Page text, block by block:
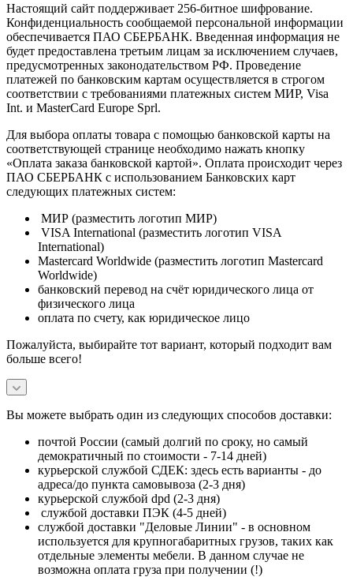
Настоящий сайт поддерживает 256-битное шифрование.
Конфиденциальность сообщаемой персональной информации
обеспечивается ПАО СБЕРБАНК. Введенная информация не
будет предоставлена третьим лицам за исключением случаев,
предусмотренных законодательством РФ. Проведение
платежей по банковским картам осуществляется в строгом
соответствии с требованиями платежных систем МИР, Visa
Int. и MasterCard Europe Sprl.
Для выбора оплаты товара с помощью банковской карты на
соответствующей странице необходимо нажать кнопку
«Оплата заказа банковской картой». Оплата происходит через
ПАО СБЕРБАНК с использованием Банковских карт
следующих платежных систем:
МИР (разместить логотип МИР)
VISA International (разместить логотип VISA
International)
Mastercard Worldwide (разместить логотип Mastercard
Worldwide)
банковский перевод на счёт юридического лица от
физического лица
оплата по счету, как юридическое лицо
Пожалуйста, выбирайте тот вариант, который подходит вам
больше всего!
Вы можете выбрать один из следующих способов доставки:
почтой России (самый долгий по сроку, но самый
демократичный по стоимости - 7-14 дней)
курьерской службой СДЕК: здесь есть варианты - до
адреса/до пункта самовывоза (2-3 дня)
курьерской службой dpd (2-3 дня)
службой доставки ПЭК (4-5 дней)
службой доставки "Деловые Линии" - в основном
используется для крупногабаритных грузов, таких как
отдельные элементы мебели. В данном случае не
возможна оплата груза при получении (!)